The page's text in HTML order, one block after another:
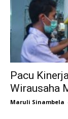
Pacu
Wirausaha
Maruli Sinambela -